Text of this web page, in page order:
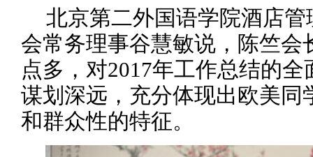
北京第二外国语学院酒店
会常务理事谷慧敏说，陈竺会
点多，对2017年工作总结的
谋划深远，充分体现出欧美同
和群众性的特征。